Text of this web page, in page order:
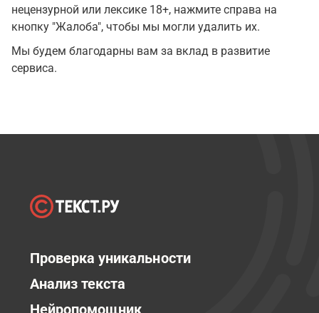
нецензурной или лексике 18+, нажмите справа на
кнопку "Жалоба", чтобы мы могли удалить их.
Мы будем благодарны вам за вклад в развитие
сервиса.
Проверка уникальности
Анализ текста
Нейропомощник